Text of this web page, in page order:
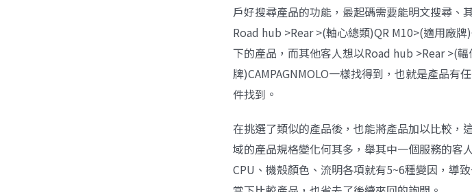
戶好搜尋產品的功能，最起碼需要能明文搜尋、
Road hub >Rear >(軸心總類)QR M10>(適用廠
下的產品，而其他客人想以Road hub >Rear >(
牌)CAMPAGNMOLO一樣找得到，也就是產品有
件找到。
在挑選了類似的產品後，也能將產品加以比較，
域的產品規格變化何其多，舉其中一個服務的客
CPU、機殼顏色、流明各項就有5~6種變因，導